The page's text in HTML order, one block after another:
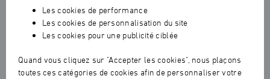
Les cookies de performance
Les cookies de personnalisation du site
Les cookies pour une publicité ciblée
Quand vous cliquez sur "Accepter les cookies", nous plaçons
toutes ces catégories de cookies afin de personnaliser votre